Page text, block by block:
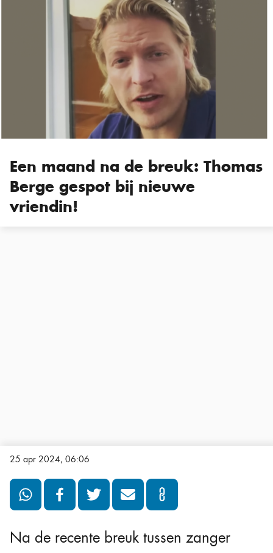
Een maand na de breuk: Thomas
Berge gespot bij nieuwe
vriendin!
25 apr 2024, 06:06
Na de recente breuk tussen zanger